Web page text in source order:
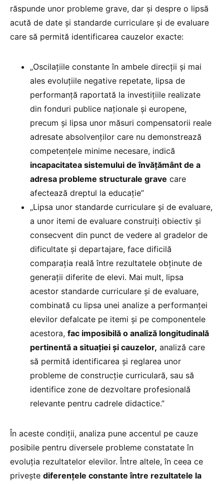
răspunde unor probleme grave, dar și despre o lipsă
acută de date și standarde curriculare și de evaluare
care să permită identificarea cauzelor exacte:
„Oscilațiile constante în ambele direcții și mai
ales evoluțiile negative repetate, lipsa de
performanță raportată la investițiile realizate
din fonduri publice naționale și europene,
precum și lipsa unor măsuri compensatorii reale
adresate absolvenților care nu demonstrează
competențele minime necesare, indică
incapacitatea sistemului de învățământ de a
adresa probleme structurale grave care
afectează dreptul la educație”
„Lipsa unor standarde curriculare și de evaluare,
a unor itemi de evaluare construiți obiectiv și
consecvent din punct de vedere al gradelor de
dificultate și departajare, face dificilă
comparația reală între rezultatele obținute de
generații diferite de elevi. Mai mult, lipsa
acestor standarde curriculare și de evaluare,
combinată cu lipsa unei analize a performanței
elevilor defalcate pe itemi și pe componentele
acestora, fac imposibilă o analiză longitudinală
pertinentă a situației și cauzelor, analiză care
să permită identificarea și reglarea unor
probleme de construcție curriculară, sau să
identifice zone de dezvoltare profesională
relevante pentru cadrele didactice.”
În aceste condiții, analiza pune accentul pe cauze
posibile pentru diversele probleme constatate în
evoluția rezultatelor elevilor. Între altele, în ceea ce
privește diferențele constante între rezultatele la